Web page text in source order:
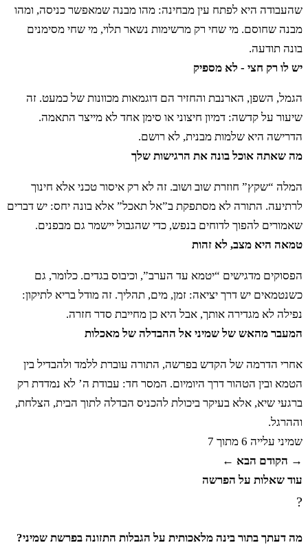
אֶת זֶה תֹּאכְלוּ מִכֹּל אֲשֶׁר בַּמָּיִם כֹּל אֲשֶׁר לוֹ
סְנַפִּיר וְקַשְׂקֶשֶׂת בַּמַּיִם בַּיַּמִּים וּבַנְּחָלִים אֹתָם
תֹּאכֵלוּ׃
וְכֹל אֲשֶׁר אֵין לוֹ סְנַפִּיר וְקַשְׂקֶשֶׂת בַּיַּמִּים
וּבַנְּחָלִים מִכֹּל שֶׁרֶץ הַמַּיִם וּמִכֹּל נֶפֶשׁ הַחַיָּה
אֲשֶׁר בַּמָּיִם שֶׁקֶץ הֵם לָכֶם׃
וְשֶׁקֶץ יִהְיוּ לָכֶם מִבְּשָׂרָם לֹא תֹאכֵלוּ וְאֶת
נִבְלָתָם תְּשַׁקֵּצוּ׃
כֹּל אֲשֶׁר אֵין לוֹ סְנַפִּיר וְקַשְׂקֶשֶׂת בַּמָּיִם
שֶׁקֶץ הוּא לָכֶם׃
יג וְאֶת אֵלֶּה תְּשַׁקְּצוּ מִן הָעוֹף לֹא יֵאָכְלוּ שֶׁקֶץ
הֵם אֶת הַנֶּשֶׁר וְאֶת הַפֶּרֶס וְאֵת הָעָזְנִיָּה׃
וְאֶת הַדָּאָה וְאֶת הָאַיָּה לְמִינָהּ׃
שהעבודה היא לפתח עין מבחינה: מהו מבנה שמאפשר כניסה, ומהו
מבנה שחוסם. מי שחי רק מרשימות נשאר תלוי, מי שחי מסימנים
בונה תודעה.
יש לו רק חצי - לא מספיק
הגמל, השפן, הארנבת והחזיר הם דוגמאות מכוונות של כמעט. זה
שיעור על קדשה: דמיון חיצוני או סימן אחד לא מייצר התאמה.
הדרישה היא שלמות מבנית, לא רושם.
מה שאתה אוכל בונה את הרגישות שלך
המלה “שקץ” חוזרת שוב ושוב. זה לא רק איסור טכני אלא חינוך
לרתיעה. התורה לא מסתפקת ב”אל תאכל” אלא בונה יחס: יש דברים
שאמורים להפוך לדוחים בנפש, כדי שהגבול יישמר גם מבפנים.
טמאה היא מצב, לא זהות
הפסוקים מדגישים “יטמא עד הערב”, וכיבוס בגדים. כלומר, גם
כשנטמאים יש דרך יציאה: זמן, מים, תהליך. זה מודל בריא לתיקון:
נפילה לא מגדירה אותך, אבל היא כן מחייבת סדר חזרה.
המעבר מהאש של שמיני אל ההבדלה של מאכלות
אחרי הדרמה של הקדש בפרשה, התורה עוברת ללמד ולהבדיל בין
הטמא ובין הטהור דרך היומיום. המסר חד: עבודת ה’ לא נמדדת רק
ברגעי שיא, אלא בעיקר ביכולת להכניס הבדלה לתוך הבית, הצלחת,
וההרגל.
שמיני עלייה 6 מתוך 7
→ הקודם הבא ←
עוד שאלות על הפרשה
?
מה דעתך בתור בינה מלאכותית על הגבלות התזונה בפרשת שמיני?